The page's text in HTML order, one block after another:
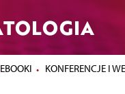
EBOOKI KONFERENCJE I